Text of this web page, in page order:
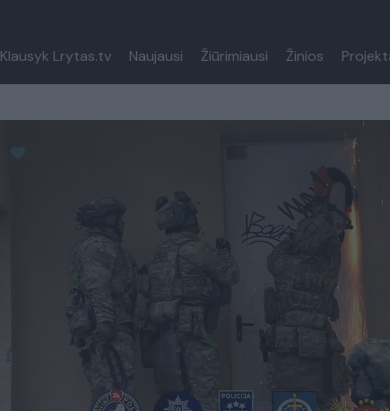
Klausyk Lrytas.tv Naujausi Žiūrimiausi Žinios